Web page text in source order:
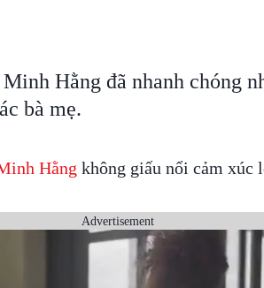
Hằng đã nhanh chóng
bà mẹ.
Hằng không giấu nổi cảm xúc
Advertisement